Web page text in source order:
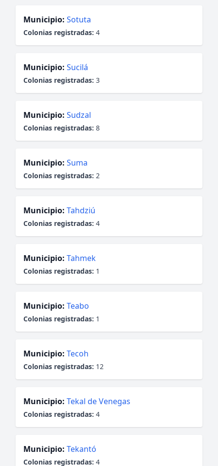
Municipio: Sotuta
Colonias registradas: 4
Municipio: Sucilá
Colonias registradas: 3
Municipio: Sudzal
Colonias registradas: 8
Municipio: Suma
Colonias registradas: 2
Municipio: Tahdziú
Colonias registradas: 4
Municipio: Tahmek
Colonias registradas: 1
Municipio: Teabo
Colonias registradas: 1
Municipio: Tecoh
Colonias registradas: 12
Municipio: Tekal de Venegas
Colonias registradas: 4
Municipio: Tekantó
Colonias registradas: 4